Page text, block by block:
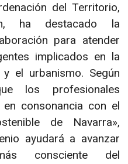
del Territorio,
ha destacado la
para atender
implicados en la
el urbanismo. Según
los profesionales
consonancia con el
de Navarra»,
ayudará a avanzar
consciente del